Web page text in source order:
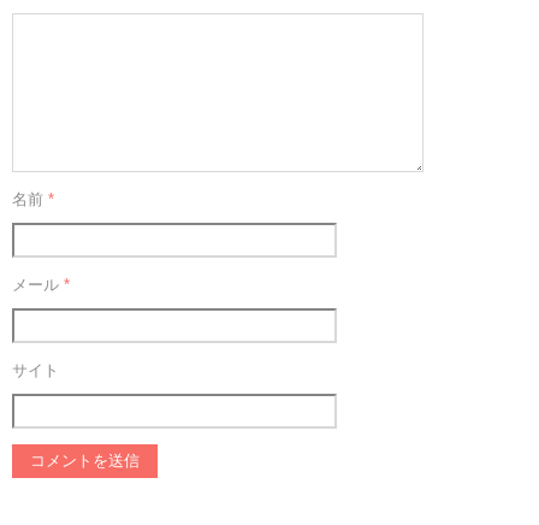
名前 *
メール *
サイト